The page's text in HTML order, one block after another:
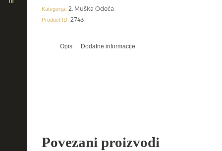
roga
količina
Kategorija: 2. Muška Odeća
Product ID: 2743
Opis Dodatne informacije
Povezani proizvodi